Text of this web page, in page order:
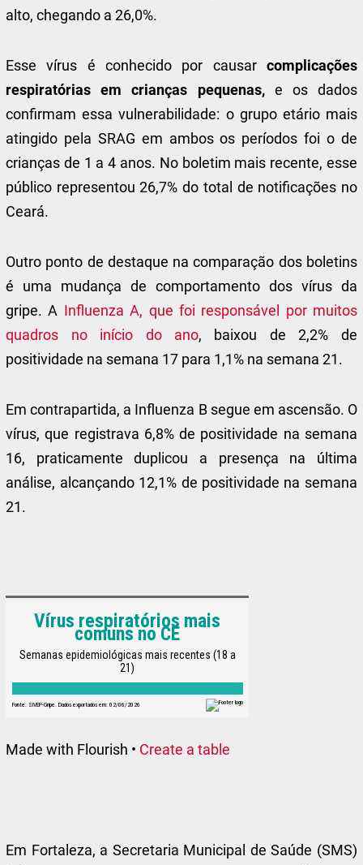
alto, chegando a 26,0%.
Esse vírus é conhecido por causar complicações
respiratórias em crianças pequenas,e os dados
confirmam essa vulnerabilidade: o grupo etário mais
atingido pela SRAG em ambos os períodos foi o de
crianças de 1 a 4 anos. No boletim mais recente, esse
público representou 26,7% do total de notificações no
Ceará.
Outro ponto de destaque na comparação dos boletins
é uma mudança de comportamento dos vírus da
gripe. A Influenza A, que foi responsável por muitos
quadros no início do ano, baixou de 2,2% de
positividade na semana 17 para 1,1% na semana 21.
Em contrapartida, a Influenza B segue em ascensão. O
vírus, que registrava 6,8% de positividade na semana
16, praticamente duplicou a presença na última
análise, alcançando 12,1% de positividade na semana
21.
Made with Flourish • Create a table
Em Fortaleza, a Secretaria Municipal de Saúde (SMS)